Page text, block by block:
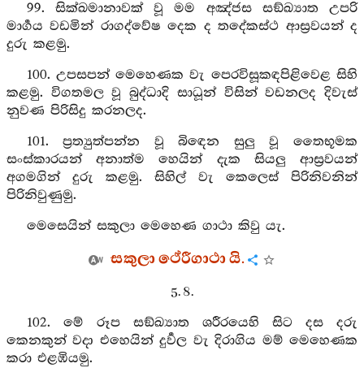
99. සික්ඛමානාවක් වූ මම අඤ්ජස සඞ්ඛ්‍යාත උපරි
මාර්‍ගය වඩමින් රාගද්වේෂ දෙක ද තදේකස්ථ ආස්‍රවයන් ද
දුරු කළමු.
100. උපසපන් මෙහෙණක වැ පෙරවිසූකඳපිළිවෙළ සිහි
කළමු. විගතමල වූ බුද්ධාදි සාධූන් විසින් වඩනලද දිවැස්
නුවණ පිරිසිදු කරනලද.
101. ප්‍රත්‍යුත්පන්න වූ බිඳෙන සුලු වූ තෛභූමක
සංස්කාරයන් අනාත්ම හෙයින් දැක සියලු ආස්‍රවයන්
අගමගින් දුරු කළමු. සිහිල් වැ කෙලෙස් පිරිනිවනින්
පිරිනිවුණුමු.
මෙසෙයින් සකුලා මෙහෙණ ගාථා කිවු යැ.
සකුලා ථේරීගාථා යි.
5. 8.
102. මේ රූප සඞ්ඛ්‍යාත ශරීරයෙහි සිට දස දරු
කෙනකුන් වදා එහෙයින් දුර්‍වල වැ දිරාගිය මම් මෙහෙණක
කරා එළඹියමු.